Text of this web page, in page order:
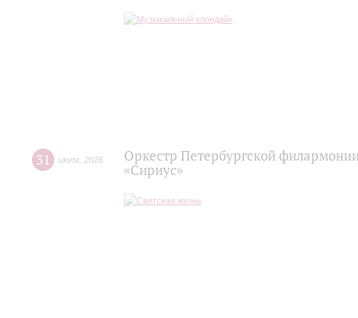
31 июля 2026
Оркестр Петербургской
«Сириус»